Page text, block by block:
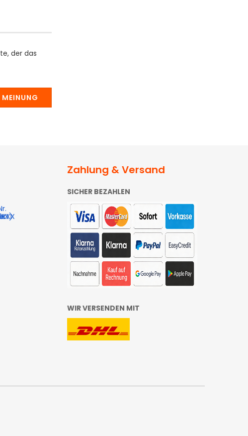
der das
MEINUNG
Zahlung & Versand
SICHER BEZAHLEN
WIR VERSENDEN MIT